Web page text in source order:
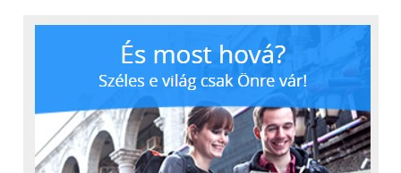
programok magas
színvonalú kínálatával
vívtunk ki”
mondta Chris Russell, a BISB megbízott
igazgatója.